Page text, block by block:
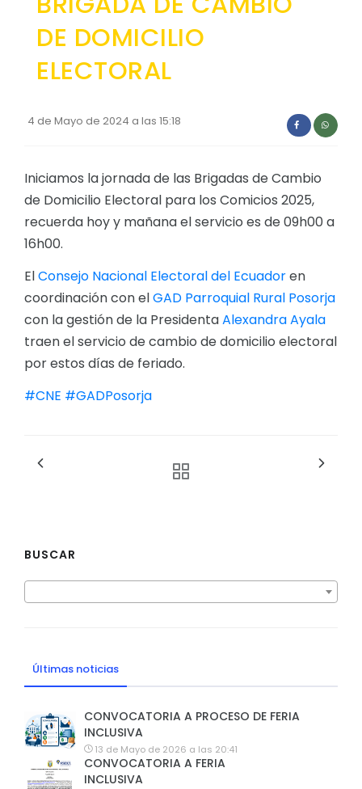
GESTIÓN ADMINISTRATIVA
Plan de desarrollo y Ordenamiento Territorial -
Convenios Institucionales
PRESUPUESTO: EJECUCIÓN Y REPORTES
Cédulas presupuestarias y balances
Ejecución Presupuestaria
Obras y proyectos
DE DOMICILIO
ELECTORAL
4 de Mayo de 2024 a las 15:18
Iniciamos la jornada de las Brigadas de Cambio
de Domicilio Electoral para los Comicios 2025,
recuerda hoy y mañana el servicio es de 09h00 a
16h00.
ElConsejo Nacional Electoral del Ecuadoren
coordinación con elGAD Parroquial Rural Posorja
con la gestión de la PresidentaAlexandra Ayala
traen el servicio de cambio de domicilio electoral
por estos días de feriado.
#CNE #GADPosorja
BUSCAR
Últimas noticias
CONVOCATORIA A PROCESO DE FERIA
INCLUSIVA
13 de Mayo de 2026 a las 20:41
CONVOCATORIA A FERIA
INCLUSIVA